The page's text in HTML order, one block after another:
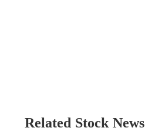
Related Stock News